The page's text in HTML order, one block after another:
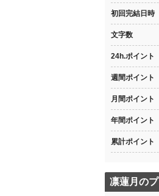
初回完結日時
文字数
24h.ポイント
週間ポイント
月間ポイント
年間ポイント
累計ポイント
凛蓮月の